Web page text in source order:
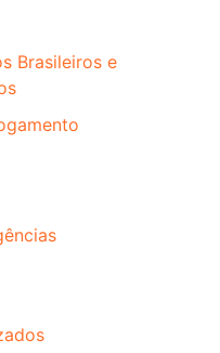
Brasileiros e